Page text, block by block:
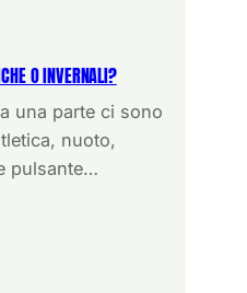
O INVERNALI?
una parte ci sono
nuoto,
pulsante…